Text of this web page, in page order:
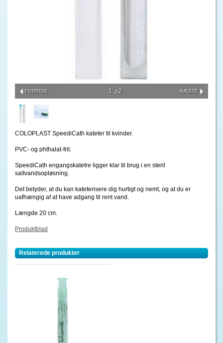
FORRIGE NÆSTE
1 2
COLOPLAST SpeediCath kateter til kvinder.
PVC- og phthalat-frit.
SpeediCath engangskatetre ligger klar til brug i en steril
saltvandsopløsning.
Det betyder, at du kan kateterisere dig hurtigt og nemt, og at du er
uafhængig af at have adgang til rent vand.
Længde 20 cm.
Produktblad
Relaterede produkter